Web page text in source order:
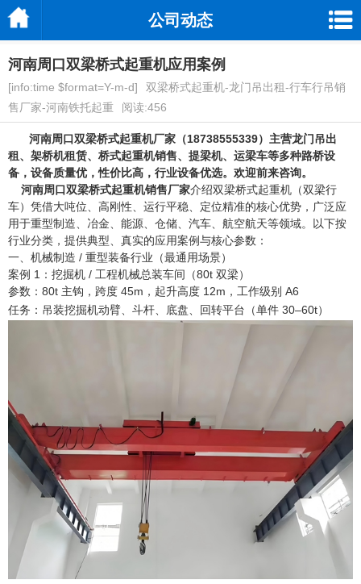
公司动态
河南周口双梁桥式起重机应用案例
[info:time $format=Y-m-d]
双梁桥式起重机-龙门吊出租-行车行吊销
售厂家-河南铁托起重
阅读:456
河南周口双梁桥式起重机厂家 （18738555339）主营龙门吊出
租、架桥机租赁、桥式起重机销售、提梁机、运梁车等多种路桥设
备，设备质量优，性价比高，行业设备优选。欢迎前来咨询。
河南周口双梁桥式起重机销售厂家介绍双梁桥式起重机（双梁行
车）凭借大吨位、高刚性、运行平稳、定位精准的核心优势，广泛应
用于重型制造、冶金、能源、仓储、汽车、航空航天等领域。以下按
行业分类，提供典型、真实的应用案例与核心参数：
一、机械制造 / 重型装备行业（最通用场景）
案例 1：挖掘机 / 工程机械总装车间（80t 双梁）
参数：80t 主钩，跨度 45m，起升高度 12m，工作级别 A6
任务：吊装挖掘机动臂、斗杆、底盘、回转平台（单件 30–60t）